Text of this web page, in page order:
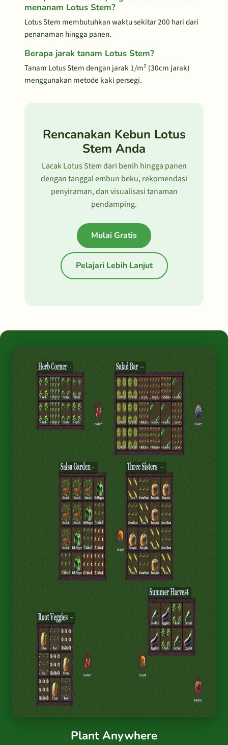
menanam Lotus Stem?
Lotus Stem membutuhkan waktu sekitar 200 hari dari
penanaman hingga panen.
Berapa jarak tanam Lotus Stem?
Tanam Lotus Stem dengan jarak 1/m² (30cm jarak)
menggunakan metode kaki persegi.
Rencanakan Kebun Lotus
Stem Anda
Lacak Lotus Stem dari benih hingga panen
dengan tanggal embun beku, rekomendasi
penyiraman, dan visualisasi tanaman
pendamping.
Mulai Gratis
Pelajari Lebih Lanjut
Plant Anywhere